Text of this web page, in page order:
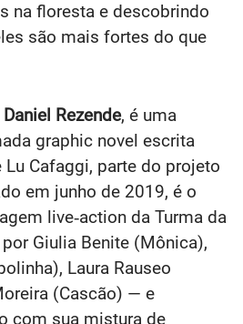
na floresta e descobrindo
são mais fortes do que
Daniel Rezende, é uma
graphic novel escrita
Cafaggi, parte do projeto
em junho de 2019, é o
live‑action da Turma da
Giulia Benite (Mônica),
Laura Rauseo
(Cascão) — e
com sua mistura de